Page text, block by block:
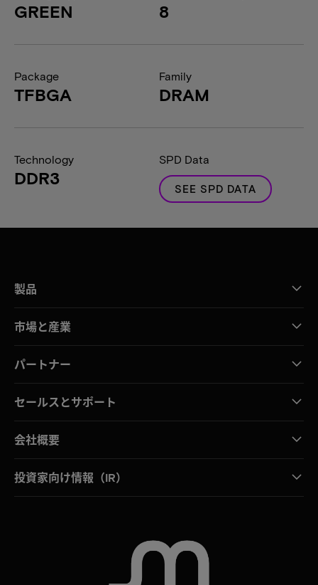
GREEN 8
Package
TFBGA
Family
DRAM
Technology
DDR3
SPD Data
SEE SPD DATA
製品
市場と産業
パートナー
セールスとサポート
会社概要
投資家向け情報（IR）